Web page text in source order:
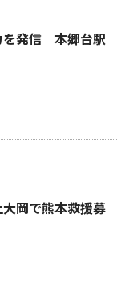
を発信 本郷台駅
岡で熊本救援募